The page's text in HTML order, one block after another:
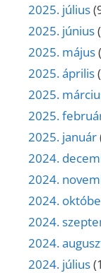
2025. július
2025. június
2025. május
2025. április
2025.
2025.
2025. január
2024.
2024.
2024.
2024.
2024.
2024. július